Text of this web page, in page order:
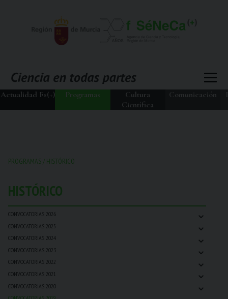
Actualidad Fs(+) Programas
Cultura
Científica
Comunicación
PROGRAMAS / HISTÓRICO
HISTÓRICO
CONVOCATORIAS 2026 ⌄
CONVOCATORIAS 2025 ⌄
CONVOCATORIAS 2024 ⌄
CONVOCATORIAS 2023 ⌄
CONVOCATORIAS 2022 ⌄
CONVOCATORIAS 2021 ⌄
CONVOCATORIAS 2020 ⌄